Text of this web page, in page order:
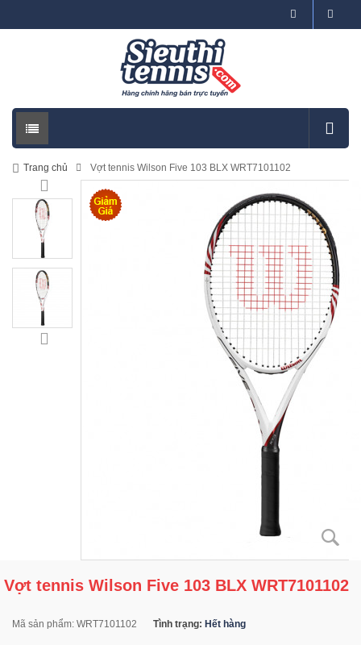
Trang chủ Vợt tennis Wilson Five 103 BLX WRT7101102
Vợt tennis Wilson Five 103 BLX WRT7101102
Mã sản phẩm: WRT7101102 Tình trạng: Hết hàng